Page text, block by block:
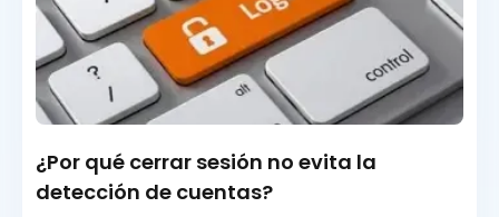
¿Por qué cerrar sesión no evita la
detección de cuentas?